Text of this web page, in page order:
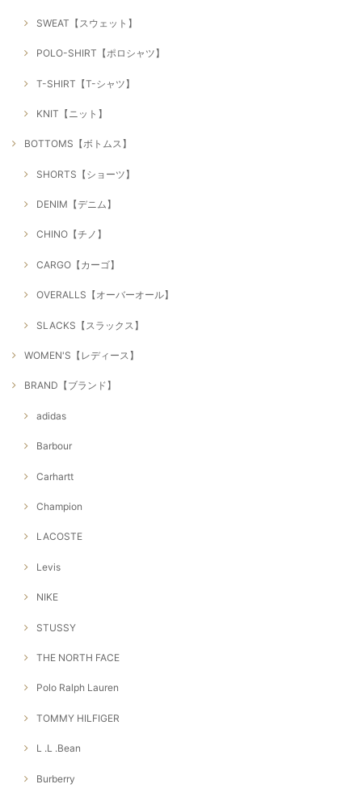
SWEAT【スウェット】
POLO-SHIRT【ポロシャツ】
T-SHIRT【T-シャツ】
KNIT【ニット】
BOTTOMS【ボトムス】
SHORTS【ショーツ】
DENIM【デニム】
CHINO【チノ】
CARGO【カーゴ】
OVERALLS【オーバーオール】
SLACKS【スラックス】
WOMEN'S【レディース】
BRAND【ブランド】
adidas
Barbour
Carhartt
Champion
LACOSTE
Levis
NIKE
STUSSY
THE NORTH FACE
Polo Ralph Lauren
TOMMY HILFIGER
L .L .Bean
Burberry